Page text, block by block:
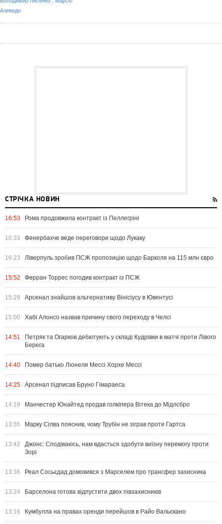
Азеведо
СТРІЧКА НОВИН
16:53 Рома продовжила контракт із Пеллегріні
16:33 Фенербахче веде переговори щодо Лукаку
16:23 Ліверпуль зробив ПСЖ пропозицію щодо Барколя на 115 млн євро
15:52 Ферран Торрес погодив контракт із ПСЖ
15:29 Арсенал знайшов альтернативу Вінісіусу в Ювентусі
15:00 Хабі Алонсо назвав причину свого переходу в Челсі
14:51
Петряк та Огарков дебютують у складі Кудрівки в матчі проти Лівого
Берега
14:40 Помер батько Ліонеля Мессі Хорхе Мессі
14:25 Арсенал підписав Бруно Гімараеса
14:19 Манчестер Юнайтед продав голкіпера Вітека до Мідлсбро
13:55 Марку Сілва пояснив, чому Трубін не зіграв проти Гартса
13:42
Джонс: Сподіваюсь, нам вдасться здобути виїзну перемогу проти
Зорі
13:36 Реал Сосьєдад домовився з Марселем про трансфер захисника
13:24 Барселона готова відпустити двох півзахисників
13:16 Кумбулла на правах оренди перейшов в Райо Вальєкано